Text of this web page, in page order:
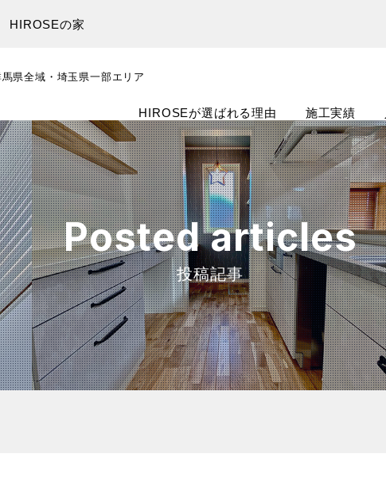
HIROSEの家
県全域・埼玉県一部エリア
HIROSEが選ばれる理由 施工実績
Posted articles
投稿記事